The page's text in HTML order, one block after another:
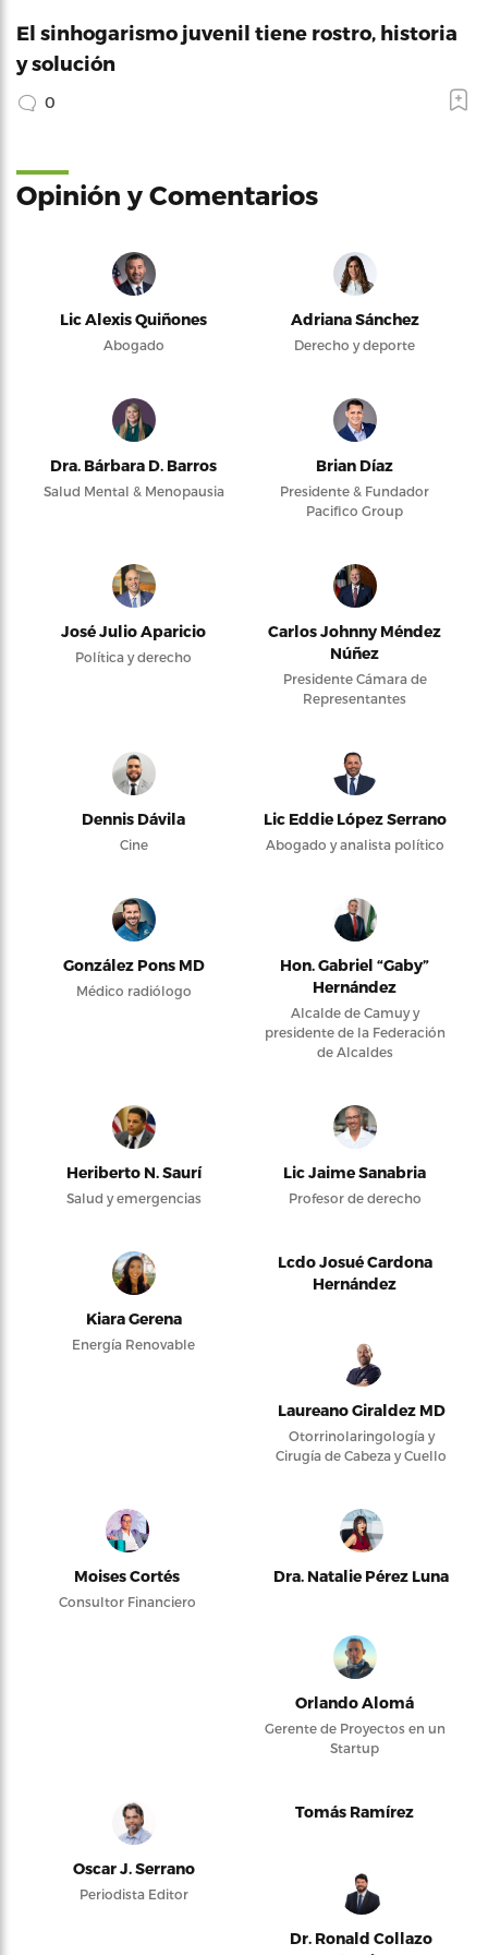
El sinhogarismo juvenil tiene rostro, historia
y solución
0
Opinión y Comentarios
Lic Alexis Quiñones
Abogado
Adriana Sánchez
Derecho y deporte
Dra. Bárbara D. Barros
Salud Mental & Menopausia
Brian Díaz
Presidente & Fundador
Pacifico Group
José Julio Aparicio
Política y derecho
Carlos Johnny Méndez
Núñez
Presidente Cámara de
Representantes
Dennis Dávila
Cine
Lic Eddie López Serrano
Abogado y analista político
González Pons MD
Médico radiólogo
Hon. Gabriel “Gaby”
Hernández
Alcalde de Camuy y
presidente de la Federación
de Alcaldes
Heriberto N. Saurí
Salud y emergencias
Lic Jaime Sanabria
Profesor de derecho
Kiara Gerena
Energía Renovable
Lcdo Josué Cardona
Hernández
Laureano Giraldez MD
Otorrinolaringología y
Cirugía de Cabeza y Cuello
Moises Cortés
Consultor Financiero
Dra. Natalie Pérez Luna
Orlando Alomá
Gerente de Proyectos en un
Startup
Oscar J. Serrano
Periodista Editor
Tomás Ramírez
Dr. Ronald Collazo